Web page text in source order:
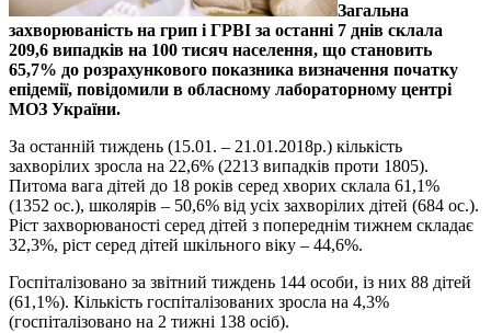
Загальна
захворюваність на грип і ГРВІ за останні 7 днів склала
209,6 випадків на 100 тисяч населення, що становить
65,7% до розрахункового показника визначення початку
епідемії, повідомили в обласному лабораторному центрі
МОЗ України.
За останній тиждень (15.01. – 21.01.2018р.) кількість
захворілих зросла на 22,6% (2213 випадків проти 1805).
Питома вага дітей до 18 років серед хворих склала 61,1%
(1352 ос.), школярів – 50,6% від усіх захворілих дітей (684 ос.).
Ріст захворюваності серед дітей з попереднім тижнем складає
32,3%, ріст серед дітей шкільного віку – 44,6%.
Госпіталізовано за звітний тиждень 144 особи, із них 88 дітей
(61,1%). Кількість госпіталізованих зросла на 4,3%
(госпіталізовано на 2 тижні 138 осіб).